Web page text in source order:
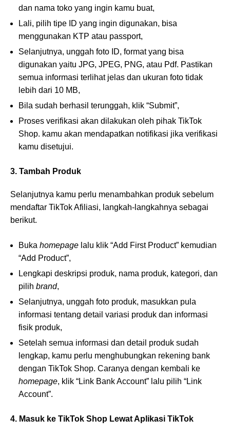
dan nama toko yang ingin kamu buat,
Lali, pilih tipe ID yang ingin digunakan, bisa
menggunakan KTP atau passport,
Selanjutnya, unggah foto ID, format yang bisa
digunakan yaitu JPG, JPEG, PNG, atau Pdf. Pastikan
semua informasi terlihat jelas dan ukuran foto tidak
lebih dari 10 MB,
Bila sudah berhasil terunggah, klik “Submit”,
Proses verifikasi akan dilakukan oleh pihak TikTok
Shop. kamu akan mendapatkan notifikasi jika verifikasi
kamu disetujui.
3. Tambah Produk
Selanjutnya kamu perlu menambahkan produk sebelum
mendaftar TikTok Afiliasi, langkah-langkahnya sebagai
berikut.
Buka homepage lalu klik “Add First Product” kemudian
“Add Product”,
Lengkapi deskripsi produk, nama produk, kategori, dan
pilih brand,
Selanjutnya, unggah foto produk, masukkan pula
informasi tentang detail variasi produk dan informasi
fisik produk,
Setelah semua informasi dan detail produk sudah
lengkap, kamu perlu menghubungkan rekening bank
dengan TikTok Shop. Caranya dengan kembali ke
homepage, klik “Link Bank Account” lalu pilih “Link
Account”.
4. Masuk ke TikTok Shop Lewat Aplikasi TikTok